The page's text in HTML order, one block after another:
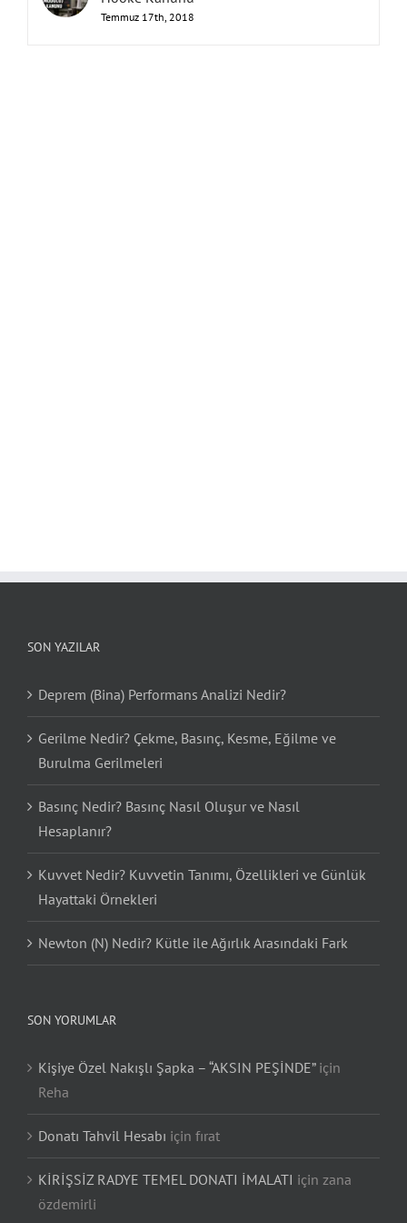
Temmuz 17th, 2018
SON YAZILAR
Deprem (Bina) Performans Analizi Nedir?
Gerilme Nedir? Çekme, Basınç, Kesme, Eğilme ve
Burulma Gerilmeleri
Basınç Nedir? Basınç Nasıl Oluşur ve Nasıl
Hesaplanır?
Kuvvet Nedir? Kuvvetin Tanımı, Özellikleri ve Günlük
Hayattaki Örnekleri
Newton (N) Nedir? Kütle ile Ağırlık Arasındaki Fark
SON YORUMLAR
Kişiye Özel Nakışlı Şapka – “AKSIN PEŞİNDE”için
Reha
Donatı Tahvil Hesabı için fırat
KİRİŞSİZ RADYE TEMEL DONATI İMALATI için zana
özdemirli